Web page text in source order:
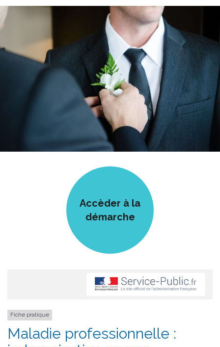
Accèder à la
démarche
Fiche pratique
Maladie professionnelle :